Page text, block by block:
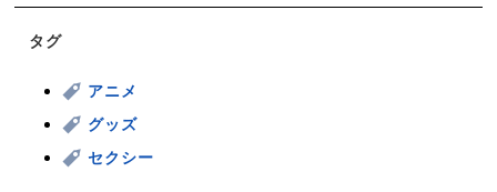
タグ
アニメ
グッズ
セクシー